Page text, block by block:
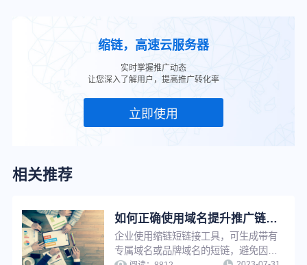
缩链，高速云服务器
实时掌握推广动态
让您深入了解用户，提高推广转化率
立即使用
相关推荐
如何正确使用域名提升推广链接点击率？
企业使用缩链短链接工具，可生成带有
专属域名或品牌域名的短链，避免因他